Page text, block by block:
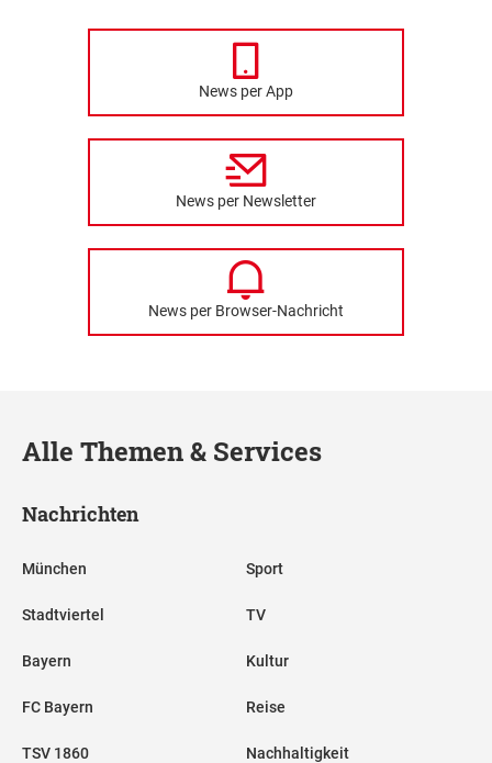
News per App
News per Newsletter
News per Browser-Nachricht
Alle Themen & Services
Nachrichten
München
Stadtviertel
Bayern
FC Bayern
TSV 1860
Sport
TV
Kultur
Reise
Nachhaltigkeit